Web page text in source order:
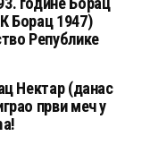
Борац 1947)
Републике
Нектар (данас
први меч у